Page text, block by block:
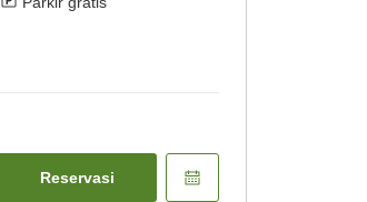
Reservasi